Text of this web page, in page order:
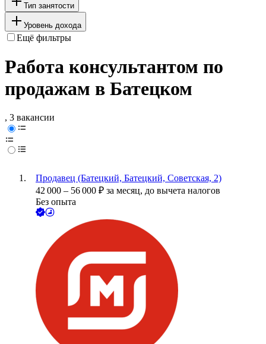
Тип занятости
Уровень дохода
Ещё фильтры
Работа консультантом по
продажам в Батецком
, 3 вакансии
Продавец (Батецкий, Батецкий, Советская, 2)
42 000 – 56 000 ₽ за месяц, до вычета налогов
Без опыта